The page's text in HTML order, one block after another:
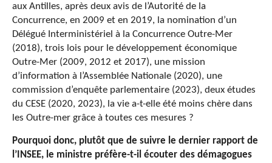
aux Antilles, après deux avis de l’Autorité de la
Concurrence, en 2009 et en 2019, la nomination d’un
Délégué Interministériel à la Concurrence Outre-Mer
(2018), trois lois pour le développement économique
Outre-Mer (2009, 2012 et 2017), une mission
d’information à l’Assemblée Nationale (2020), une
commission d’enquête parlementaire (2023), deux études
du CESE (2020, 2023), la vie a-t-elle été moins chère dans
les Outre-mer grâce à toutes ces mesures ?
Pourquoi donc, plutôt que de suivre le dernier rapport de
l’INSEE, le ministre préfère-t-il écouter des démagogues